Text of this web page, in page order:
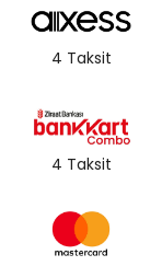
4 Taksit
4 Taksit